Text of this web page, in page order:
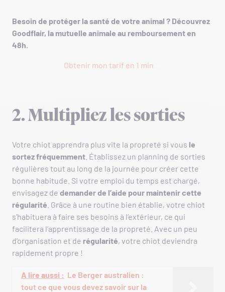
Besoin de protéger la santé de votre animal ? Découvrez
Goodflair, la mutuelle animale au remboursement en
48h.
Obtenir mon tarif en 1 min
2. Multipliez les sorties
Votre chiot apprendra plus vite la propreté si vous le
sortez fréquemment . Établissez un planning de sorties
régulières tout au long de la journée pour créer cette
bonne habitude. Si votre emploi du temps est chargé,
envisagez de demander de l’aide pour maintenir cette
régularité . Grâce à une routine bien établie, votre chiot
s’habituera à faire ses besoins à l’extérieur, ce qui
facilitera l’apprentissage de la propreté. Avec un peu
d’organisation et de régularité, votre chiot deviendra
rapidement propre !
A lire aussi : Le Berger australien :
tout ce que vous devez savoir sur la